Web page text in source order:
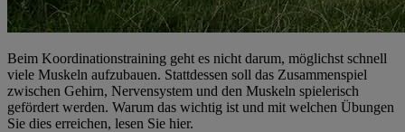
Beim Koordinationstraining geht es nicht darum, möglichst schnell
viele Muskeln aufzubauen. Stattdessen soll das Zusammenspiel
zwischen Gehirn, Nervensystem und den Muskeln spielerisch
gefördert werden. Warum das wichtig ist und mit welchen Übungen
Sie dies erreichen, lesen Sie hier.